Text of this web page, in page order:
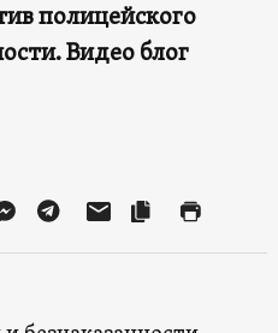
полицейского
Видео блог